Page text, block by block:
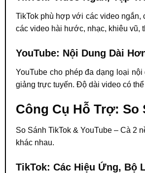
TikTok phù hợp với các video ngắn,
các video hài hước, nhạc, khiêu
YouTube: Nội Dung Dài
YouTube cho phép đa dạng loại
giảng trực tuyến. Độ dài video có
Công Cụ Hỗ Trợ: So
So Sánh TikTok & YouTube – Cà 2
khác nhau.
TikTok: Các Hiệu Ứng, Bộ